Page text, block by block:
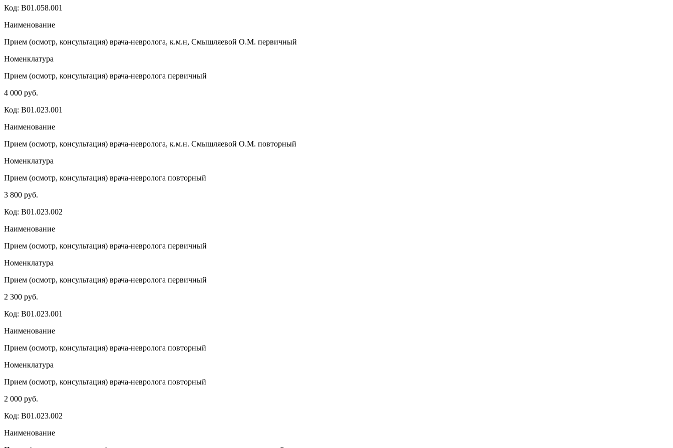
Код: B01.058.001
Наименование
Прием (осмотр, консультация) врача-невролога, к.м.н, Смышляевой О.М. первичный
Номенклатура
Прием (осмотр, консультация) врача-невролога первичный
4 000 руб.
Код: B01.023.001
Наименование
Прием (осмотр, консультация) врача-невролога, к.м.н. Смышляевой О.М. повторный
Номенклатура
Прием (осмотр, консультация) врача-невролога повторный
3 800 руб.
Код: B01.023.002
Наименование
Прием (осмотр, консультация) врача-невролога первичный
Номенклатура
Прием (осмотр, консультация) врача-невролога первичный
2 300 руб.
Код: B01.023.001
Наименование
Прием (осмотр, консультация) врача-невролога повторный
Номенклатура
Прием (осмотр, консультация) врача-невролога повторный
2 000 руб.
Код: B01.023.002
Наименование